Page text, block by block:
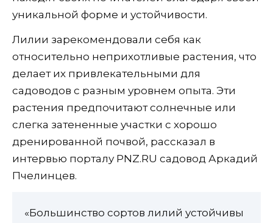
уникальной форме и устойчивости.
Лилии зарекомендовали себя как
относительно неприхотливые растения, что
делает их привлекательными для
садоводов с разным уровнем опыта. Эти
растения предпочитают солнечные или
слегка затененные участки с хорошо
дренированной почвой, рассказал в
интервью порталу PNZ.RU садовод Аркадий
Пчелинцев.
«Большинство сортов лилий устойчивы